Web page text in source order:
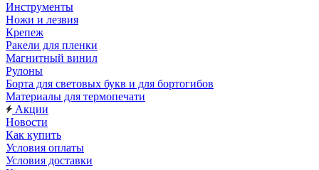
Инструменты
Ножи и лезвия
Крепеж
Ракели для пленки
Магнитный винил
Рулоны
Борта для световых букв и для бортогибов
Материалы для термопечати
Акции
Новости
Как купить
Условия оплаты
Условия доставки